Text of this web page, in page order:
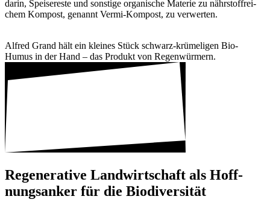
darin, Spei­se­reste und sons­tige orga­ni­sche Materie zu nähr­stoff­rei­
chem Kompost, genannt Vermi-Kompost, zu verwerten.
Alfred Grand hält ein kleines Stück schwarz-krüme­ligen Bio-
Humus in der Hand – das Produkt von Regen­wür­mern.
Rege­ne­ra­tive Land­wirt­schaft als Hoff­
nungs­anker für die Biodi­ver­sität